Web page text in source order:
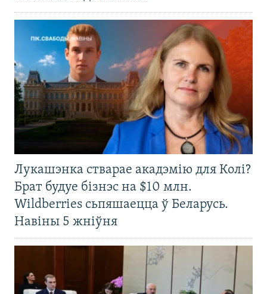
Лукашэнка стварае акадэмію для Колі?
Брат будуе бізнэс на $10 млн.
Wildberries сьпяшаецца ў Беларусь.
Навіны 5 жніўня